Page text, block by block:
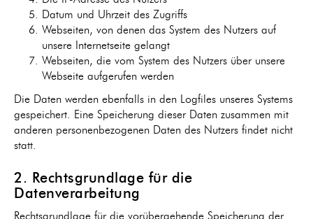
Datum und Uhrzeit des Zugriffs
Webseiten, von denen das System des Nutzers auf
unsere Internetseite gelangt
Webseiten, die vom System des Nutzers über unsere
Webseite aufgerufen werden
Die Daten werden ebenfalls in den Logfiles unseres Systems
gespeichert. Eine Speicherung dieser Daten zusammen mit
anderen personenbezogenen Daten des Nutzers findet nicht
statt.
2. Rechtsgrundlage für die
Datenverarbeitung
Rechtsgrundlage für die vorübergehende Speicherung der